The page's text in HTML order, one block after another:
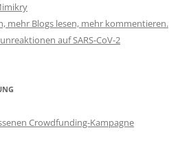
mehr Blogs lesen, mehr kommentieren.
auf SARS-CoV-2
Crowdfunding-Kampagne